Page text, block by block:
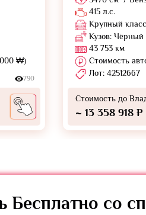
000 ₩)
790
415 л.с.
Крупный
Кузов: Чёрный
43 753 км
Стоимость
Лот: 42512667
Стоимость до
~ 13 358 918 ₽
Бесплатно со